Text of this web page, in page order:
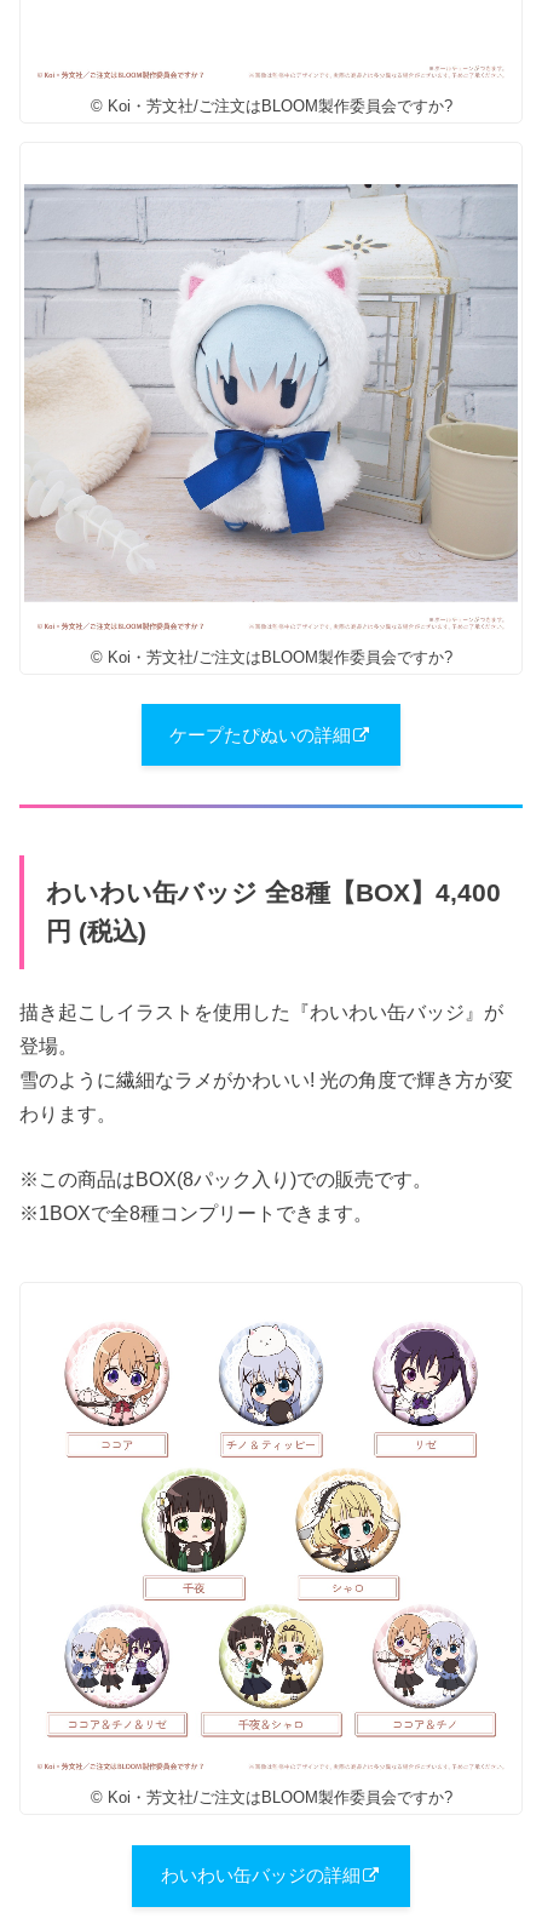
© Koi・芳文社/ご注文はBLOOM製作委員会ですか?
© Koi・芳文社/ご注文はBLOOM製作委員会ですか?
ケープた​ぴぬいの詳細
わいわい缶バッジ 全8種【BOX】4,400
円 (税込)
描き起こしイラストを使用した『わいわい缶バッジ』が
登場。
雪のように繊細なラメがかわいい! 光の角度で輝き方が変
わります。
※この商品はBOX(8パック入り)での販売です。
※1BOXで全8種コンプリートできます。
© Koi・芳文社/ご注文はBLOOM製作委員会ですか?
わいわい缶バッジの詳細